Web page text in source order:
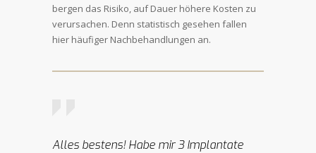
bergen das Risiko, auf Dauer höhere Kosten zu
verursachen. Denn statistisch gesehen fallen
hier häufiger Nachbehandlungen an.
Alles bestens! Habe mir 3 Implantate